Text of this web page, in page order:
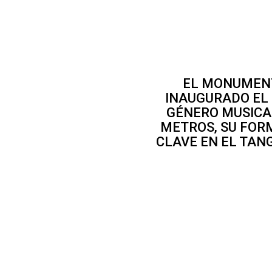
EL
INAUGURADO
GÉNERO
METROS, SU
CLAVE EN EL